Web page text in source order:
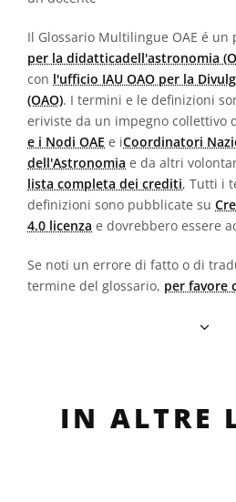
Il Glossario Multilingue OAE é un
per la didatticadell'astronomia
con l'ufficio IAU OAO per la
(OAO). I termini e le definizioni
eriviste da un impegno collettivo
e i Nodi OAE e iCoordinatori
dell'Astronomia e da altri
lista completa dei crediti, Tutti i
definizioni sono pubblicate su
4.0 licenza e dovrebbero essere
Se noti un errore di fatto o di
termine del glossario, per favore
IN ALTRE